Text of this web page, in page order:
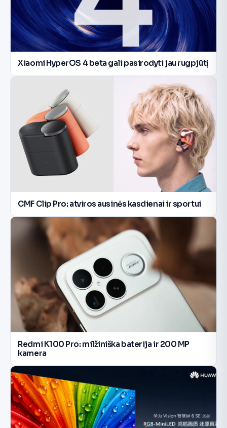
Xiaomi HyperOS 4 beta gali pasirodyti jau rugpjūtį
CMF Clip Pro: atviros ausinės kasdienai ir sportui
Redmi K100 Pro: milžiniška baterija ir 200 MP
kamera